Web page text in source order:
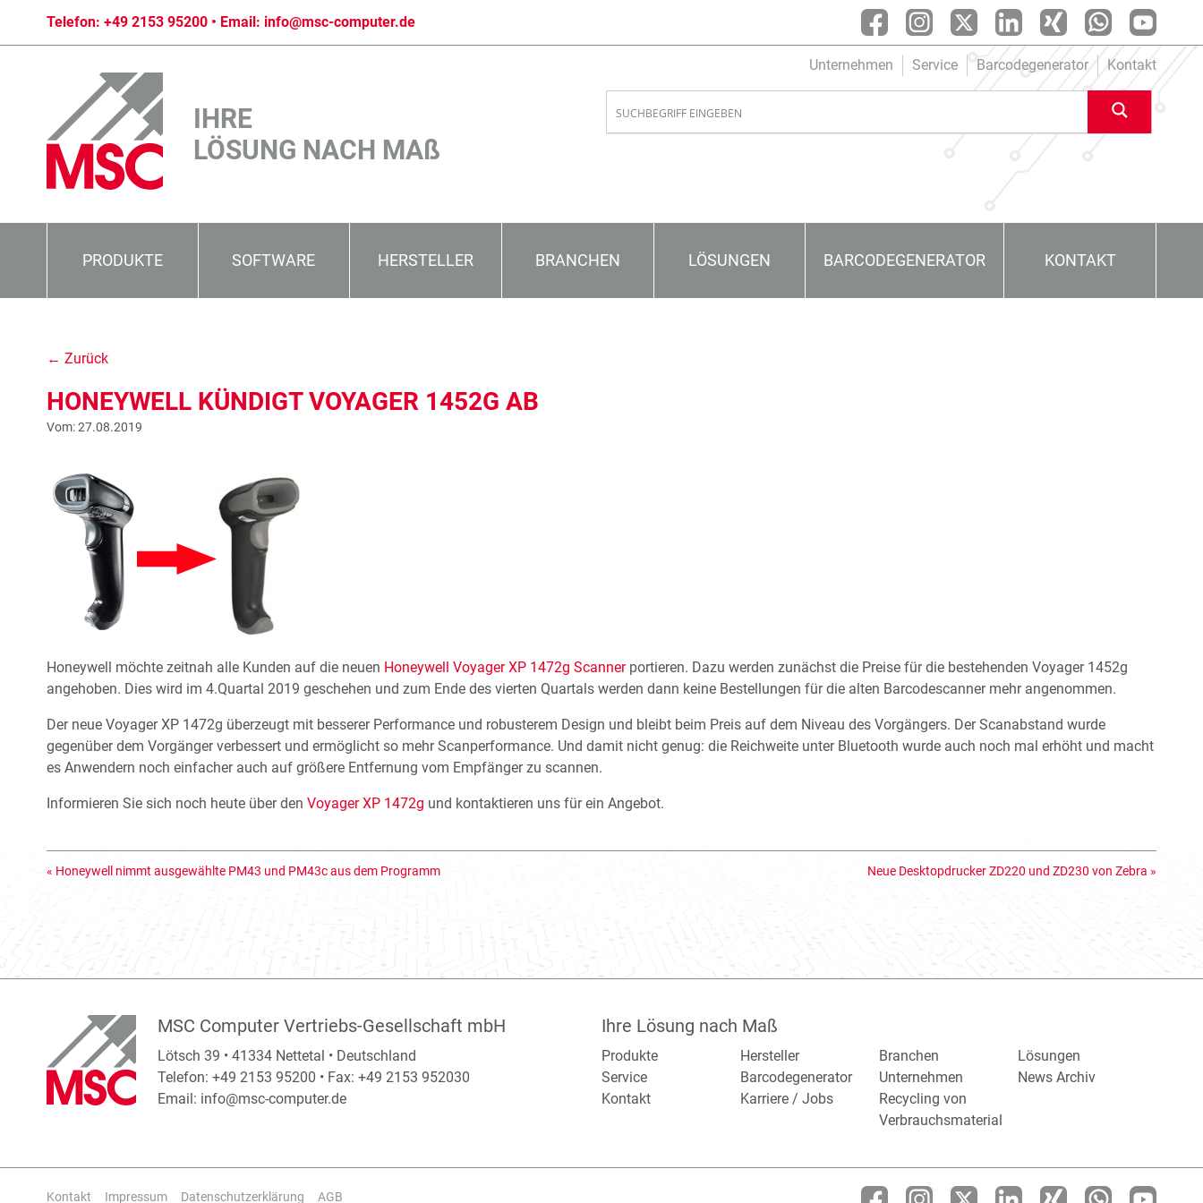
Telefon: +49 2153 95200 • Email: info@msc-computer.de
Unternehmen Service Barcodegenerator Kontakt
IHRE
LÖSUNG NACH MAß
PRODUKTE SOFTWARE HERSTELLER BRANCHEN LÖSUNGEN BARCODEGENERATOR KONTAKT
← Zurück
HONEYWELL KÜNDIGT VOYAGER 1452G AB
Vom: 27.08.2019
Honeywell möchte zeitnah alle Kunden auf die neuen Honeywell Voyager XP 1472g Scannerportieren. Dazu werden zunächst die Preise für die bestehenden Voyager 1452g
angehoben. Dies wird im 4.Quartal 2019 geschehen und zum Ende des vierten Quartals werden dann keine Bestellungen für die alten Barcodescanner mehr angenommen.
Der neue Voyager XP 1472g überzeugt mit besserer Performance und robusterem Design und bleibt beim Preis auf dem Niveau des Vorgängers. Der Scanabstand wurde
gegenüber dem Vorgänger verbessert und ermöglicht so mehr Scanperformance. Und damit nicht genug: die Reichweite unter Bluetooth wurde auch noch mal erhöht und macht
es Anwendern noch einfacher auch auf größere Entfernung vom Empfänger zu scannen.
Informieren Sie sich noch heute über den Voyager XP 1472g und kontaktieren uns für ein Angebot.
« Honeywell nimmt ausgewählte PM43 und PM43c aus dem Programm Neue Desktopdrucker ZD220 und ZD230 von Zebra »
MSC Computer Vertriebs-Gesellschaft mbH
Lötsch 39 • 41334 Nettetal • Deutschland
Telefon: +49 2153 95200 • Fax: +49 2153 952030
Email: info@msc-computer.de
Ihre Lösung nach Maß
Produkte Hersteller Branchen
Lösungen
Service
Barcodegenerator Unternehmen
News Archiv
Kontakt
Karriere / Jobs
Recycling von
Verbrauchsmaterial
Kontakt Impressum Datenschutzerklärung AGB